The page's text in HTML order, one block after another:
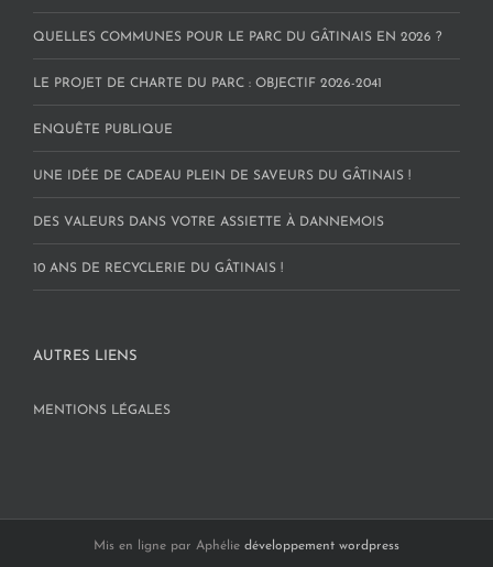
QUELLES COMMUNES POUR LE PARC DU GÂTINAIS EN 2026 ?
LE PROJET DE CHARTE DU PARC : OBJECTIF 2026-2041
ENQUÊTE PUBLIQUE
UNE IDÉE DE CADEAU PLEIN DE SAVEURS DU GÂTINAIS !
DES VALEURS DANS VOTRE ASSIETTE À DANNEMOIS
10 ANS DE RECYCLERIE DU GÂTINAIS !
AUTRES LIENS
MENTIONS LÉGALES
Mis en ligne par Aphélie développement wordpress